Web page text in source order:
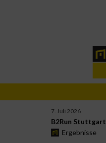
7. Juli 2026
B2Run Stuttgart
Ergebnisse